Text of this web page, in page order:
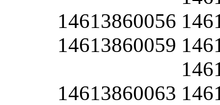
14613860056
14613860059
14613860063